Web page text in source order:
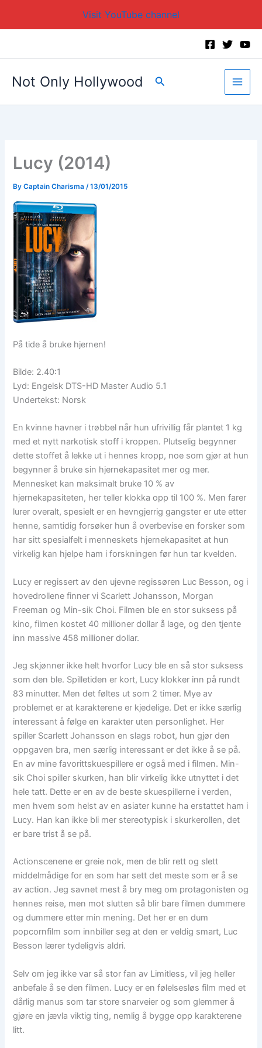
Visit YouTube channel
Not Only Hollywood Search
Lucy (2014)
ByCaptain Charisma /13/01/2015
På tide å bruke hjernen!
Bilde: 2.40:1
Lyd: Engelsk DTS-HD Master Audio 5.1
Undertekst: Norsk
En kvinne havner i trøbbel når hun ufrivillig får plantet 1 kg
med et nytt narkotisk stoff i kroppen. Plutselig begynner
dette stoffet å lekke ut i hennes kropp, noe som gjør at hun
begynner å bruke sin hjernekapasitet mer og mer.
Mennesket kan maksimalt bruke 10 % av
hjernekapasiteten, her teller klokka opp til 100 %. Men farer
lurer overalt, spesielt er en hevngjerrig gangster er ute etter
henne, samtidig forsøker hun å overbevise en forsker som
har sitt spesialfelt i menneskets hjernekapasitet at hun
virkelig kan hjelpe ham i forskningen før hun tar kvelden.
Lucy er regissert av den ujevne regissøren Luc Besson, og i
hovedrollene finner vi Scarlett Johansson, Morgan
Freeman og Min-sik Choi. Filmen ble en stor suksess på
kino, filmen kostet 40 millioner dollar å lage, og den tjente
inn massive 458 millioner dollar.
Jeg skjønner ikke helt hvorfor Lucy ble en så stor suksess
som den ble. Spilletiden er kort, Lucy klokker inn på rundt
83 minutter. Men det føltes ut som 2 timer. Mye av
problemet er at karakterene er kjedelige. Det er ikke særlig
interessant å følge en karakter uten personlighet. Her
spiller Scarlett Johansson en slags robot, hun gjør den
oppgaven bra, men særlig interessant er det ikke å se på.
En av mine favorittskuespillere er også med i filmen. Min-
sik Choi spiller skurken, han blir virkelig ikke utnyttet i det
hele tatt. Dette er en av de beste skuespillerne i verden,
men hvem som helst av en asiater kunne ha erstattet ham i
Lucy. Han kan ikke bli mer stereotypisk i skurkerollen, det
er bare trist å se på.
Actionscenene er greie nok, men de blir rett og slett
middelmådige for en som har sett det meste som er å se
av action. Jeg savnet mest å bry meg om protagonisten og
hennes reise, men mot slutten så blir bare filmen dummere
og dummere etter min mening. Det her er en dum
popcornfilm som innbiller seg at den er veldig smart, Luc
Besson lærer tydeligvis aldri.
Selv om jeg ikke var så stor fan av Limitless, vil jeg heller
anbefale å se den filmen. Lucy er en følelsesløs film med et
dårlig manus som tar store snarveier og som glemmer å
gjøre en jævla viktig ting, nemlig å bygge opp karakterene
litt.